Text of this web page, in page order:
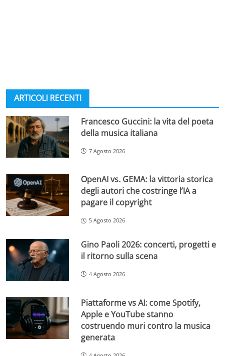
ARTICOLI RECENTI
Francesco Guccini: la vita del poeta
della musica italiana
7 Agosto 2026
OpenAI vs. GEMA: la vittoria storica
degli autori che costringe l’IA a
pagare il copyright
5 Agosto 2026
Gino Paoli 2026: concerti, progetti e
il ritorno sulla scena
4 Agosto 2026
Piattaforme vs AI: come Spotify,
Apple e YouTube stanno
costruendo muri contro la musica
generata